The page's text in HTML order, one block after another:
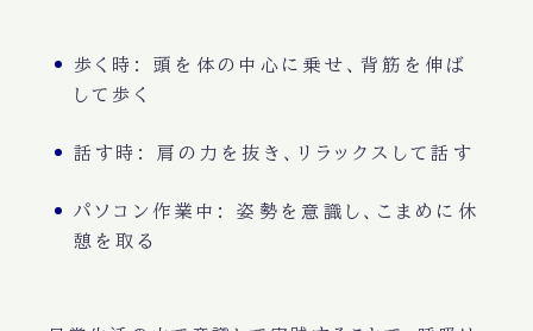
歩く時 : 頭を体の中心に乗せ、背筋を伸ば
して歩く
話す時 : 肩の力を抜き、リラックスして話す
パソコン作業中 : 姿勢を意識し、こまめに休
憩を取る